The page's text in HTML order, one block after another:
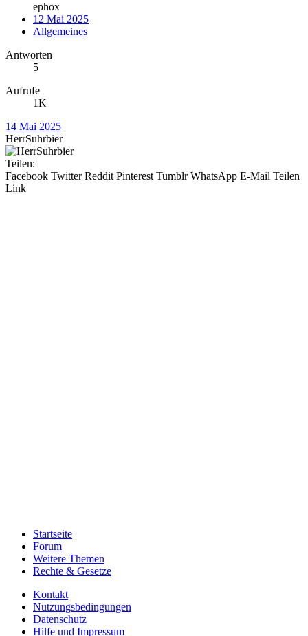
ephox
12 Mai 2025
Allgemeines
Antworten
5
Aufrufe
1K
14 Mai 2025
HerrSuhrbier
Teilen:
Facebook Twitter Reddit Pinterest Tumblr WhatsApp E-Mail Teilen
Link
Startseite
Forum
Weitere Themen
Rechte & Gesetze
Kontakt
Nutzungsbedingungen
Datenschutz
Hilfe und Impressum